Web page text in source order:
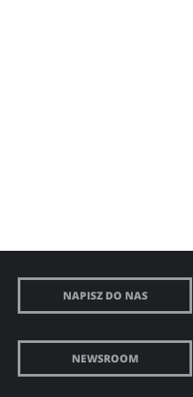
NAPISZ DO NAS
NEWSROOM